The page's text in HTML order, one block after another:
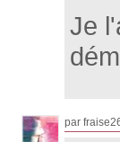
Je
par